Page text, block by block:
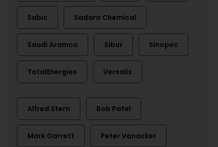
Sabic Sadara Chemical
Saudi Aramco Sibur Sinopec
TotalEnergies Versalis
Alfred Stern Bob Patel
Mark Garrett Peter Vanacker